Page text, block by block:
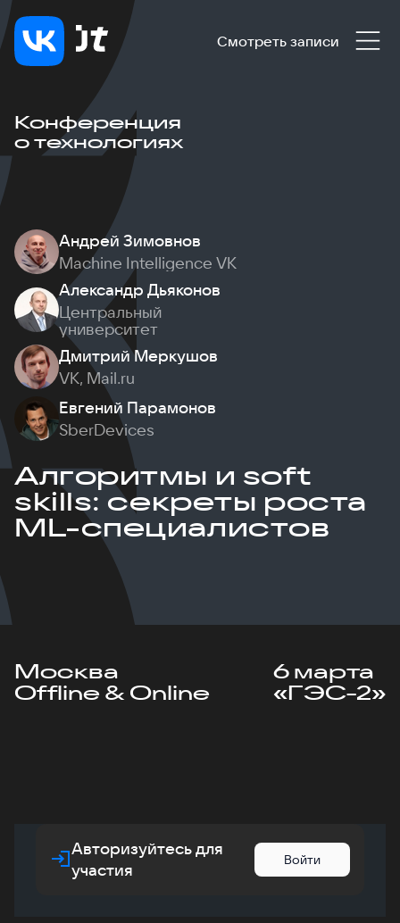
Смотреть записи
Конференция
о технологиях
Андрей Зимовнов
Machine Intelligence VK
Александр Дьяконов
Центральный
университет
Дмитрий Меркушов
VK, Mail.ru
Евгений Парамонов
SberDevices
Алгоритмы и soft
skills: секреты роста
ML-специалистов
Москва
Offline & Online
6 марта
«ГЭС-2»
Авторизуйтесь для
участия
Войти